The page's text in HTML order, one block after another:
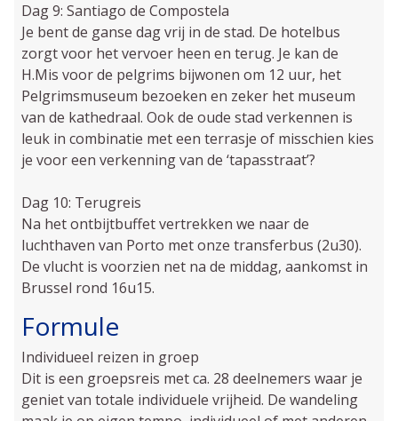
Dag 9: Santiago de Compostela
Je bent de ganse dag vrij in de stad. De hotelbus
zorgt voor het vervoer heen en terug. Je kan de
H.Mis voor de pelgrims bijwonen om 12 uur, het
Pelgrimsmuseum bezoeken en zeker het museum
van de kathedraal. Ook de oude stad verkennen is
leuk in combinatie met een terrasje of misschien kies
je voor een verkenning van de ‘tapasstraat’?
Dag 10: Terugreis
Na het ontbijtbuffet vertrekken we naar de
luchthaven van Porto met onze transferbus (2u30).
De vlucht is voorzien net na de middag, aankomst in
Brussel rond 16u15.
Formule
Individueel reizen in groep
Dit is een groepsreis met ca. 28 deelnemers waar je
geniet van totale individuele vrijheid. De wandeling